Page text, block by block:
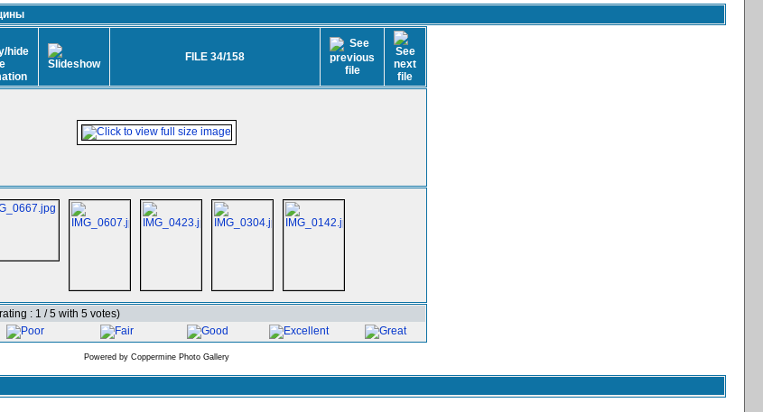
FILE 34/158
: 1 / 5 with 5 votes)
Powered by Coppermine Photo Gallery